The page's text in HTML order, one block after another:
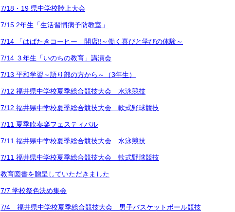
7/18・19 県中学校陸上大会
7/15 2年生「生活習慣病予防教室」
7/14 「はばたきコーヒー」開店‼︎～働く喜びと学びの体験～
7/14 ３年生「いのちの教育」講演会
7/13 平和学習～語り部の方から～（3年生）
7/12 福井県中学校夏季総合競技大会 水泳競技
7/12 福井県中学校夏季総合競技大会 軟式野球競技
7/11 夏季吹奏楽フェスティバル
7/11 福井県中学校夏季総合競技大会 水泳競技
7/11 福井県中学校夏季総合競技大会 軟式野球競技
教育図書を贈呈していただきました
7/7 学校祭色決め集会
7/4 福井県中学校夏季総合競技大会 男子バスケットボール競技